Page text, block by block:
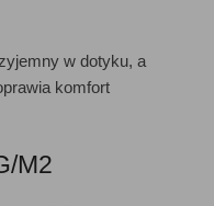
w dotyku, a
komfort
M2